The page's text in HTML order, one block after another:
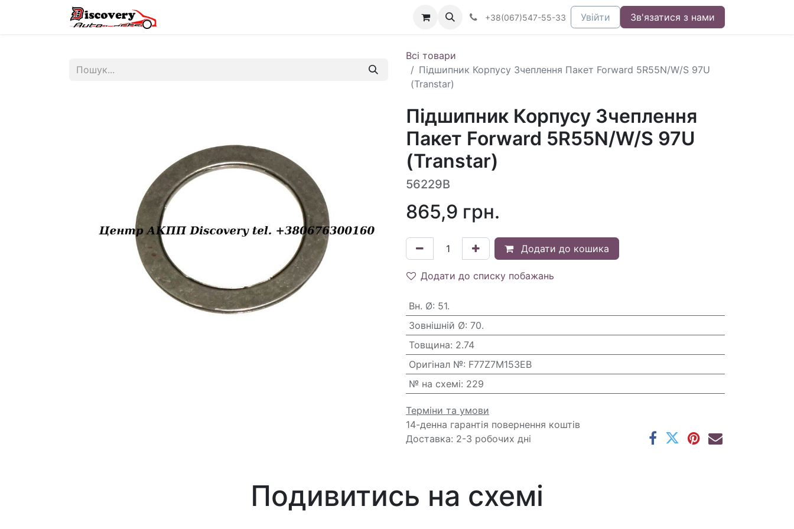
+38(067)547-55-33 Увійти Зв'язатися з нами
Всі товари
Підшипник Корпусу Зчеплення Пакет Forward 5R55N/W/S 97U
(Transtar)
Підшипник Корпусу Зчеплення
Пакет Forward 5R55N/W/S 97U
(Transtar)
56229B
865,9 грн.
Додати до кошика
Додати до списку побажань
Вн. Ø: 51.
Зовнішній Ø: 70.
Товщина: 2.74
Оригінал №: F77Z7M153EB
№ на схемі: 229
Терміни та умови
14-денна гарантія повернення коштів
Доставка: 2-3 робочих дні
Подивитись на схемі